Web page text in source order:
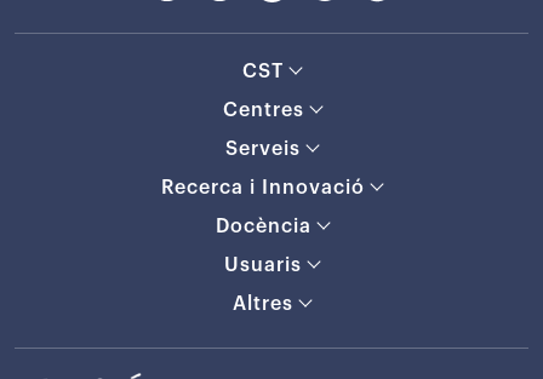
CST
Centres
Serveis
Recerca i Innovació
Docència
Usuaris
Altres